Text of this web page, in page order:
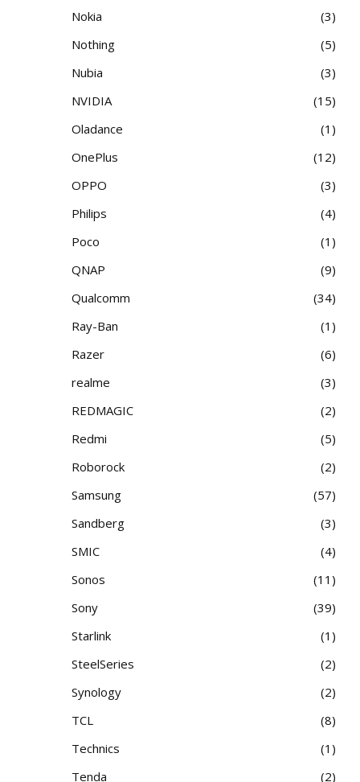
Nokia
3
Nothing
5
Nubia
3
NVIDIA
15
Oladance
1
OnePlus
12
OPPO
3
Philips
4
Poco
1
QNAP
9
Qualcomm
34
Ray-Ban
1
Razer
6
realme
3
REDMAGIC
2
Redmi
5
Roborock
2
Samsung
57
Sandberg
3
SMIC
4
Sonos
11
Sony
39
Starlink
1
SteelSeries
2
Synology
2
TCL
8
Technics
1
Tenda
2